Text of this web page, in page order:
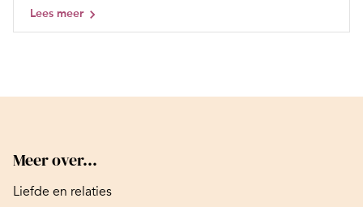
Lees meer
Meer over...
Liefde en relaties